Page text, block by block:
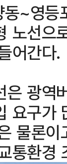
~영등
노선으
어간다.
은 광역
요구가
물론
통환경